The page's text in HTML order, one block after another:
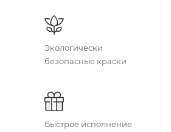
Экологически
безопасные краски
Быстрое исполнение